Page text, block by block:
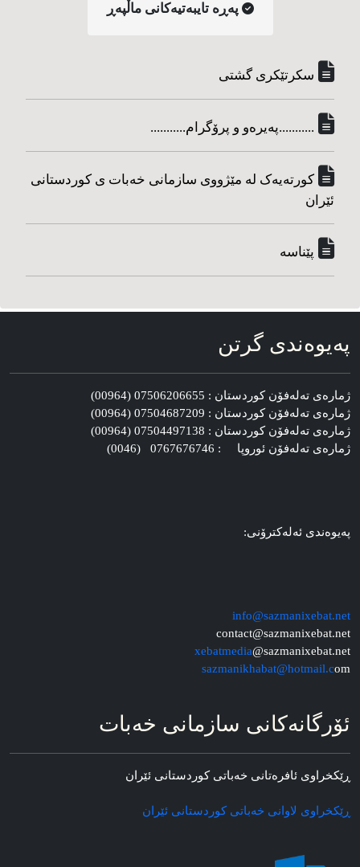
په‌ڕه‌ تایبه‌تیه‌کانی ماڵپه‌ڕ
سکرتێکری گشتی
...........په‌یره‌و و پرۆگرام...........
کورته‌یه‌ک له مێژووی سازمانی خه‌بات ی کوردستانی
ئێران
پێناسه‌
په‌یوه‌ندی گرتن
ژماره‌ی ته‌له‌فۆن کوردستان : 07506206655 (00964)
ژماره‌ی ته‌له‌فۆن کوردستان : 07504687209 (00964)
ژماره‌ی ته‌له‌فۆن کوردستان : 07504497138 (00964)
ژماره‌ی ته‌له‌فۆن ئوروپا : 0767676746 (0046)
په‌یوه‌ندی ئه‌له‌کترۆنی:
info@sazmanixebat.net
contact@sazmanixebat.net
xebatmedia@sazmanixebat.net
sazmanikhabat@hotmail.com
ئۆرگانه‌کانی سازمانی خه‌بات
ڕێکخراوی ئافره‌تانی خه‌باتی کوردستانی ئێران
ڕێکخراوی لاوانی خه‌باتی کوردستانی ئێران